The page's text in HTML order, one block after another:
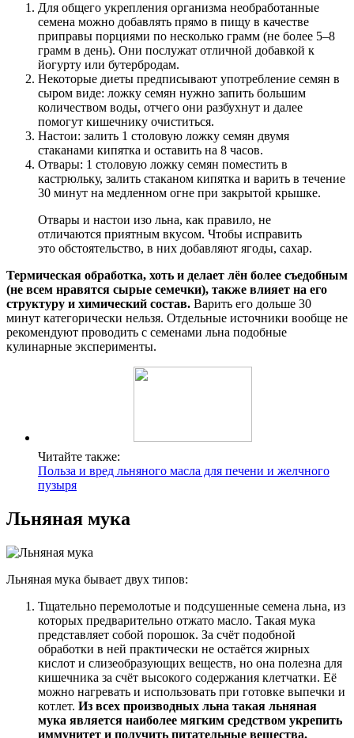
Для общего укрепления организма необработанные
семена можно добавлять прямо в пищу в качестве
приправы порциями по несколько грамм (не более 5–8
грамм в день). Они послужат отличной добавкой к
йогурту или бутербродам.
Некоторые диеты предписывают употребление семян в
сыром виде: ложку семян нужно запить большим
количеством воды, отчего они разбухнут и далее
помогут кишечнику очиститься.
Настои: залить 1 столовую ложку семян двумя
стаканами кипятка и оставить на 8 часов.
Отвары: 1 столовую ложку семян поместить в
кастрюльку, залить стаканом кипятка и варить в течение
30 минут на медленном огне при закрытой крышке.
Отвары и настои изо льна, как правило, не
отличаются приятным вкусом. Чтобы исправить
это обстоятельство, в них добавляют ягоды, сахар.
Термическая обработка, хоть и делает лён более съедобным
(не всем нравятся сырые семечки), также влияет на его
структуру и химический состав. Варить его дольше 30
минут категорически нельзя. Отдельные источники вообще не
рекомендуют проводить с семенами льна подобные
кулинарные эксперименты.
Читайте также:
Польза и вред льняного масла для печени и желчного
пузыря
Льняная мука
Льняная мука бывает двух типов:
Тщательно перемолотые и подсушенные семена льна, из
которых предварительно отжато масло. Такая мука
представляет собой порошок. За счёт подобной
обработки в ней практически не остаётся жирных
кислот и слизеобразующих веществ, но она полезна для
кишечника за счёт высокого содержания клетчатки. Её
можно нагревать и использовать при готовке выпечки и
котлет. Из всех производных льна такая льняная
мука является наиболее мягким средством укрепить
иммунитет и получить питательные вещества.